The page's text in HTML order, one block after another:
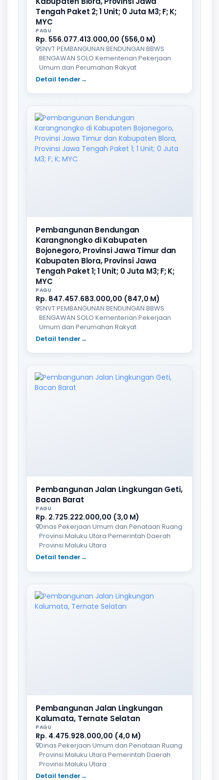
Tengah Paket 2; 1 Unit; 0 Juta M3; F; K;
MYC
PAGU
Rp. 556.077.413.000,00 (556,0 M)
SNVT PEMBANGUNAN BENDUNGAN BBWS
BENGAWAN SOLO Kementerian Pekerjaan
Umum dan Perumahan Rakyat
Detail tender→
Pembangunan Bendungan
Karangnongko di Kabupaten
Bojonegoro, Provinsi Jawa Timur dan
Kabupaten Blora, Provinsi Jawa
Tengah Paket 1; 1 Unit; 0 Juta M3; F; K;
MYC
PAGU
Rp. 847.457.683.000,00 (847,0 M)
SNVT PEMBANGUNAN BENDUNGAN BBWS
BENGAWAN SOLO Kementerian Pekerjaan
Umum dan Perumahan Rakyat
Detail tender→
Pembangunan Jalan Lingkungan Geti,
Bacan Barat
PAGU
Rp. 2.725.222.000,00 (3,0 M)
Dinas Pekerjaan Umum dan Penataan Ruang
Provinsi Maluku Utara Pemerintah Daerah
Provinsi Maluku Utara
Detail tender→
Pembangunan Jalan Lingkungan
Kalumata, Ternate Selatan
PAGU
Rp. 4.475.928.000,00 (4,0 M)
Dinas Pekerjaan Umum dan Penataan Ruang
Provinsi Maluku Utara Pemerintah Daerah
Provinsi Maluku Utara
Detail tender→